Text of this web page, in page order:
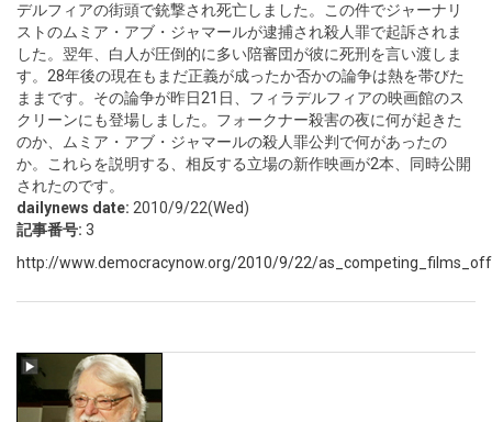
デルフィアの街頭で銃撃され死亡しました。この件でジャーナリ
ストのムミア・アブ・ジャマールが逮捕され殺人罪で起訴されま
した。翌年、白人が圧倒的に多い陪審団が彼に死刑を言い渡しま
す。28年後の現在もまだ正義が成ったか否かの論争は熱を帯びた
ままです。その論争が昨日21日、フィラデルフィアの映画館のス
クリーンにも登場しました。フォークナー殺害の夜に何が起きた
のか、ムミア・アブ・ジャマールの殺人罪公判で何があったの
か。これらを説明する、相反する立場の新作映画が2本、同時公開
されたのです。
dailynews date: 2010/9/22(Wed)
記事番号: 3
http://www.democracynow.org/2010/9/22/